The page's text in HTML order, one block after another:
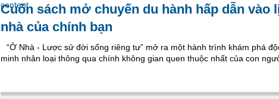
Cuốn sách mở chuyến du hành hấp dẫn vào
nhà của chính bạn
“Ở Nhà - Lược sử đời sống riêng tư” mở ra một hành trình khám phá
minh nhân loại thông qua chính không gian quen thuộc nhất của con